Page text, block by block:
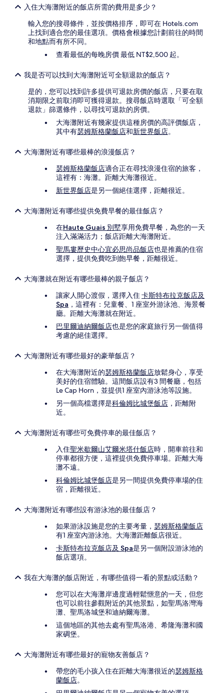
入住大海灘附近的飯店所需的費用是多少？
輸入您的搜尋條件，並按價格排序，即可在 Hotels.com
上找到適合您的最佳選項。價格會根據您計劃前往的時間
和地點而有所不同。
查看最低的每晚房價 最低 NT$2,500 起。
我是否可以找到大海灘附近可全額退款的飯店？
是的，您可以找到許多提供可退款房價的飯店，只要在取
消期限之前取消即可獲得退款。搜尋飯店時選取「可全額
退款」篩選條件，以尋找可退款的房價。
大海灘附近有幾家提供這種房價的高評價飯店，
其中有瑟姆斯格蘭飯店和新世界飯店。
大海灘附近有哪些最棒的浪漫飯店？
瑟姆斯格蘭飯店適合正在尋找浪漫住宿的旅客，
這裡有：海灘。距離大海灘很近。
新世界飯店是另一個絕佳選擇，距離很近。
大海灘附近有哪些提供免費早餐的最佳飯店？
在Haute Guais 別墅享用免費早餐，為您的一天
注入滿滿活力；飯店距離大海灘附近。
‭聖馬婁歷史中心宜必思尚品飯店也是推薦的住宿
選擇，提供免費吃到飽早餐，距離很近。
大海灘就在附近有哪些最棒的親子飯店？
讓家人開心渡假，選擇入住 卡斯特布拉克飯店及
Spa ，這裡有：兒童餐、1 座室外游泳池、海景餐
廳。距離大海灘就在附近。
巴里爾迪納爾飯店也是您的家庭旅行另一個值得
考慮的絕佳選擇。
大海灘附近有哪些最好的豪華飯店？
在大海灘附近的瑟姆斯格蘭飯店放鬆身心，享受
美好的住宿體驗。這間飯店設有3 間餐廳，包括
Le Cap Horn，並提供1 座室內游泳池等設施。
另一個高檔選擇是科倫姆比城堡飯店 ，距離附
近。
大海灘附近有哪些可免費停車的最佳飯店？
入住聖米歇爾山艾爾米塔什飯店時，開車前往和
停車都很方便，這裡提供免費停車場。距離大海
灘不遠。
科倫姆比城堡飯店是另一間提供免費停車場的住
宿，距離很近。
大海灘附近有哪些設有游泳池的最佳飯店？
如果游泳設施是您的主要考量， 瑟姆斯格蘭飯店
有1 座室內游泳池。大海灘距離飯店很近。
卡斯特布拉克飯店及 Spa是另一個附設游泳池的
飯店選項。
我在大海灘的飯店附近，有哪些值得一看的景點或活動？
您可以在大海灘岸邊度過輕鬆愜意的一天，但您
也可以前往參觀附近的其他景點，如聖馬洛灣海
灘、聖馬洛城堡和迪納爾海灘。
這個地區的其他去處有聖馬洛港、希隆海灘和國
家碉堡。
大海灘附近有哪些最好的寵物友善飯店？
帶您的毛小孩入住在距離大海灘很近的瑟姆斯格
蘭飯店。